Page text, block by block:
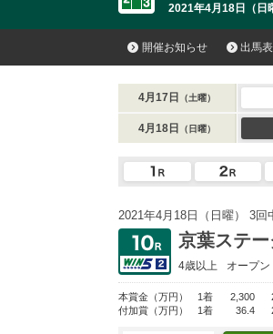
2021年4月18日（日
開催お知らせ 出馬表
4月17日 （土曜）
4月18日 （日曜）
2021年4月18日（日曜） 3回
京葉ステー
4歳以上 オープン
本賞金 （万円） 1着 2,300
付加賞 （万円） 1着 36.4